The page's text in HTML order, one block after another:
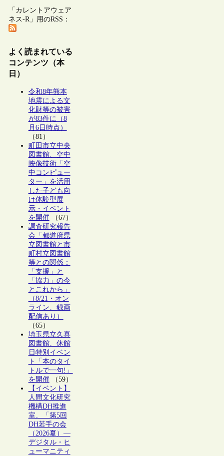
「カレントアウェア
ネス-R」用のRSS：
よく読まれている
コンテンツ（本
日）
令和8年熊本
地震による文
化財等の被害
が83件に（8
月6日時点）
（81）
町田市立中央
図書館、空中
映像技術「空
中コンピュー
ター」を活用
した子ども向
け体験型展
示・イベント
を開催（67）
調査研究報告
会「都道府県
立図書館と市
町村立図書館
等との関係：
「支援」と
「協力」の今
とこれから」
（8/21・オン
ライン、録画
配信あり）
（65）
埼玉県立久喜
図書館、休館
日特別イベン
ト「本のタイ
トルで一句!」
を開催（59）
【イベント】
人間文化研究
機構DH推進
室、「第5回
DH若手の会
（2026夏）―
デジタル・ヒ
ューマニティ